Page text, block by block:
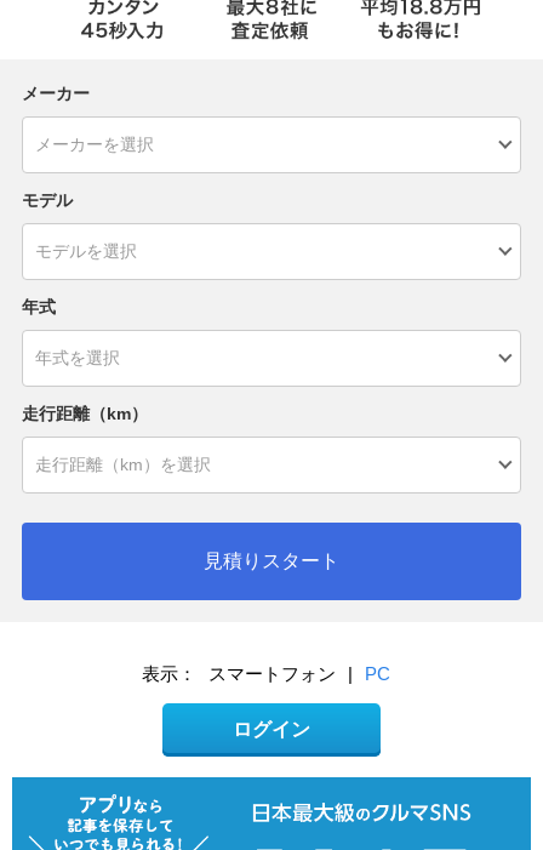
メーカー
モデル
年式
走行距離（km）
見積りスタート
表示： スマートフォン | PC
ログイン